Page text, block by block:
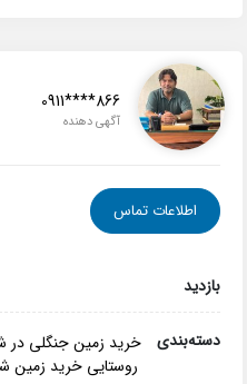
0911****866
آگهی دهنده
اطلاعات تماس
بازدید
دسته‌بندی خرید زمین جنگلی در
روستایی خرید زمین